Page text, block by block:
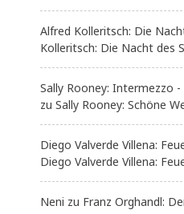
Alfred Kolleritsch: Die
Kolleritsch: Die Nacht des
Sally Rooney: Intermezzo -
zuSally Rooney: Schöne
Diego Valverde Villena:
Diego Valverde Villena:
Neni zu Franz Orghandl: